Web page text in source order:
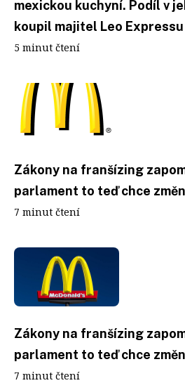
mexickou kuchyní. Podíl v
koupil majitel Leo Expressu
5 minut čtení
Zákony na franšízing
parlament to teď chce
7 minut čtení
Zákony na franšízing
parlament to teď chce
7 minut čtení